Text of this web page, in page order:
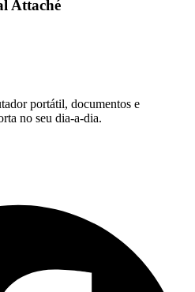
Attaché
portátil, documentos e
no seu dia-a-dia.